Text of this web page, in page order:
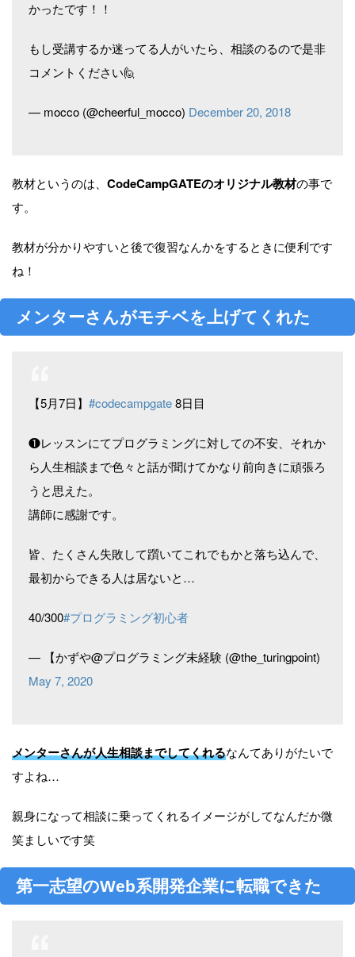
かったです！！
もし受講するか迷ってる人がいたら、相談のるので是非
コメントください🙋
— mocco (@cheerful_mocco) December 20, 2018
教材というのは、 CodeCampGATEのオリジナル教材の事で
す。
教材が分かりやすいと後で復習なんかをするときに便利です
ね！
メンターさんがモチベを上げてくれた
【5月7日】 #codecampgate8日目
❶レッスンにてプログラミングに対しての不安、それか
ら人生相談まで色々と話が聞けてかなり前向きに頑張ろ
うと思えた。
講師に感謝です。
皆、たくさん失敗して躓いてこれでもかと落ち込んで、
最初からできる人は居ないと…
40/300#プログラミング初心者
— 【かずや@プログラミング未経験 (@the_turingpoint)
May 7, 2020
メンターさんが人生相談までしてくれるなんてありがたいで
すよね…
親身になって相談に乗ってくれるイメージがしてなんだか微
笑ましいです笑
第一志望のWeb系開発企業に転職できた